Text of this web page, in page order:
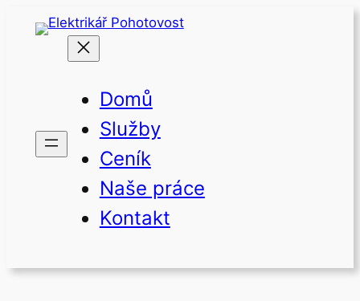
Přeskočit
Domů
Služby
Ceník
Naše práce
Kontakt